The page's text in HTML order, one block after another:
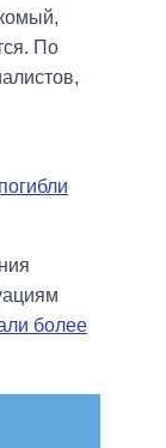
По
более